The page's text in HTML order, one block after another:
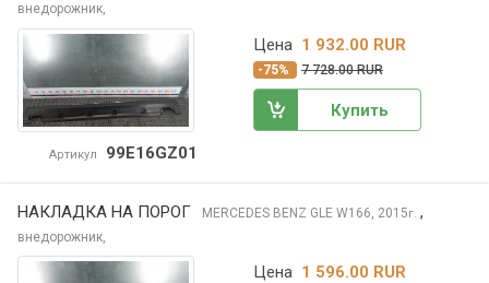
внедорожник,
Артикул 99E16GZ01
Цена 1 932.00 RUR
-75% 7 728.00 RUR
Купить
НАКЛАДКА НА ПОРОГ MERCEDES BENZ GLE W166, 2015г. ,
внедорожник,
Цена 1 596.00 RUR